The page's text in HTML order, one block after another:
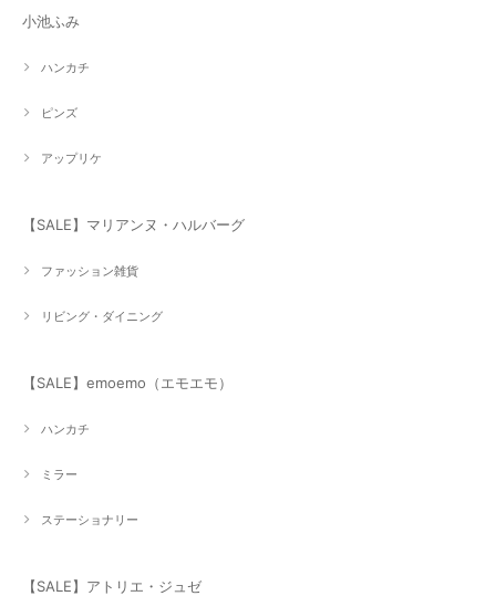
小池ふみ
ハンカチ
ピンズ
アップリケ
【SALE】マリアンヌ・ハルバーグ
ファッション雑貨
リビング・ダイニング
【SALE】emoemo（エモエモ）
ハンカチ
ミラー
ステーショナリー
【SALE】アトリエ・ジュゼ